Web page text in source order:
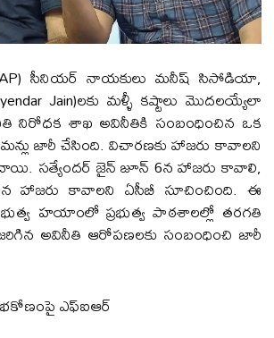
సీనియర్ నాయకులు మనీష్ సిసోడియా,
Jain)లకు మళ్ళీ కష్టాలు మొదలయ్యేలా
నిరోధక శాఖ అవినీతికి సంబంధించిన ఒక
జారీ చేసింది. విచారణకు హాజరు కావాలని
సత్యేందర్ జైన్ జూన్ 6న హాజరు కావాలి,
హాజరు కావాలని ఏసీబీ సూచించింది. ఈ
హయాంలో ప్రభుత్వ పాఠశాలల్లో తరగతి
అవినీతి ఆరోపణలకు సంబంధించి జారీ
ఎఫ్‌ఐఆర్